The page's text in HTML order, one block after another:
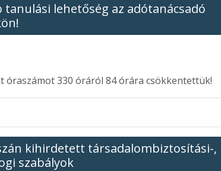
tanulási lehetőség az adótanácsadó
óraszámot 330 óráról 84 órára csökkentettük!
kihirdetett társadalombiztosítási-,
szabályok